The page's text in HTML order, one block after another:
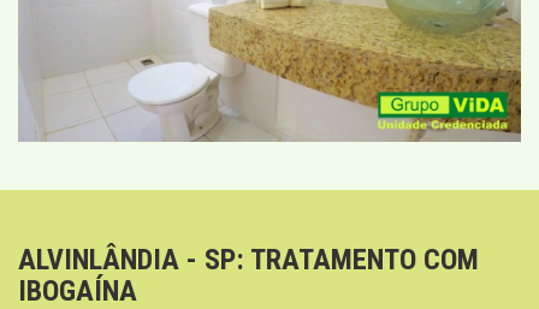
ALVINLÂNDIA - SP: TRATAMENTO COM
IBOGAÍNA